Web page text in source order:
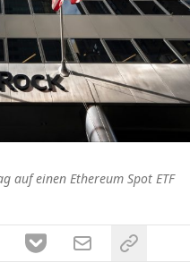
auf einen Ethereum Spot ETF